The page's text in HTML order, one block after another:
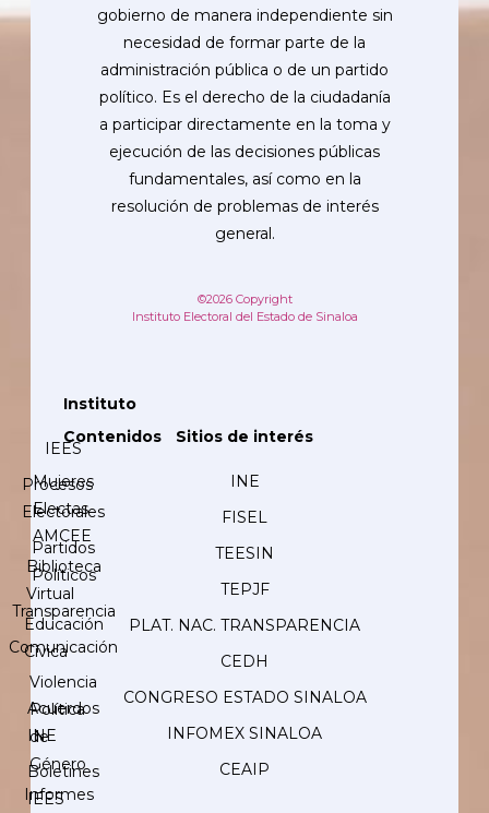
gobierno de manera independiente sin
necesidad de formar parte de la
administración pública o de un partido
político. Es el derecho de la ciudadanía
a participar directamente en la toma y
ejecución de las decisiones públicas
fundamentales, así como en la
resolución de problemas de interés
general.
©2026 Copyright
Instituto Electoral del Estado de Sinaloa
Instituto
IEES
Procesos
Electorales
Partidos
Políticos
Transparencia
Comunicación
Acuerdos
INE
Boletines
IEES
Contenidos
Mujeres
Electas
AMCEE
Biblioteca
Virtual
Educación
Cívica
Violencia
Política
de
Género
Informes
Sitios de interés
INE
FISEL
TEESIN
TEPJF
PLAT. NAC. TRANSPARENCIA
CEDH
CONGRESO ESTADO SINALOA
INFOMEX SINALOA
CEAIP